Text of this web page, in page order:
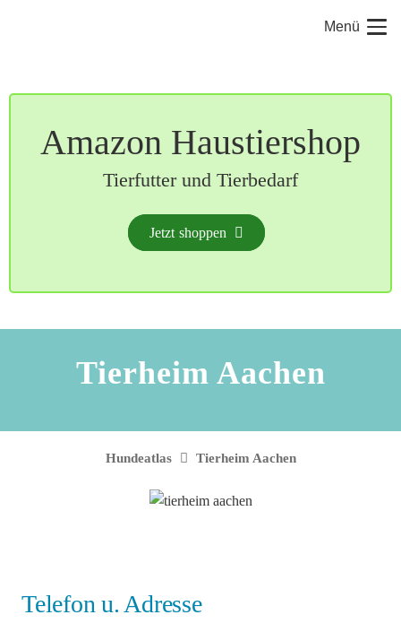
Menü
Amazon Haustiershop
Tierfutter und Tierbedarf
Jetzt shoppen
Tierheim Aachen
Hundeatlas Tierheim Aachen
Telefon u. Adresse